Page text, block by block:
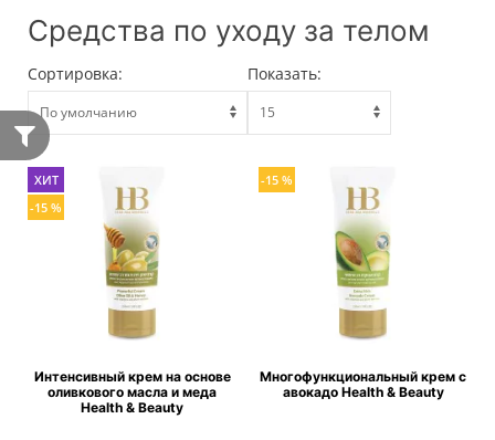
Средства по уходу за телом
Сортировка: Показать:
ХИТ
-15 %
Интенсивный крем на основе
оливкового масла и меда
Health & Beauty
-15 %
Многофункциональный крем с
авокадо Health & Beauty